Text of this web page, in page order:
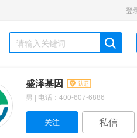
登
盛泽基因
男 | 电话：400-607-6886
私信